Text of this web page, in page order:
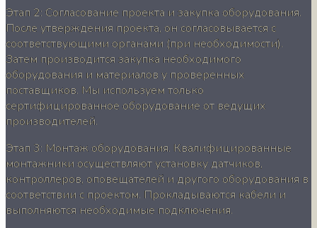
Этап 2: Согласование проекта и закупка оборудования.
После утверждения проекта, он согласовывается с
соответствующими органами (при необходимости).
Затем производится закупка необходимого
оборудования и материалов у проверенных
поставщиков. Мы используем только
сертифицированное оборудование от ведущих
производителей.
Этап 3: Монтаж оборудования. Квалифицированные
монтажники осуществляют установку датчиков,
контроллеров, оповещателей и другого оборудования в
соответствии с проектом. Прокладываются кабели и
выполняются необходимые подключения.